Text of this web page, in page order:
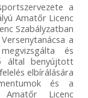
a
Amatőr Licenc
Szabályzatban
a
és
által benyújtott
elbírálására
és a
Licenc